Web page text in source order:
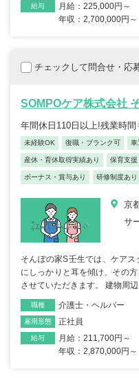
給与
月給：225,000円～
年収：2,700,000円～
チェックして問合せ・応
SOMPOケア株式会社
年間休日110日以上!残業時間
未経験OK 復職・ブランク可 車
産休・育休取得実績あり 保育支援
ボーナス・賞与あり 研修制度あり
京
サ
そんぽの家S壬生では、ケア
にしっかりと耳を傾け、その
させていただきます。 建物周
職種 介護士・ヘルパー
雇用形態 正社員
給与
月給：211,700円～
年収：2,870,000円～